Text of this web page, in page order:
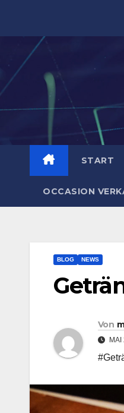
START
OCCASION
BLOG NEWS
Von
MAI